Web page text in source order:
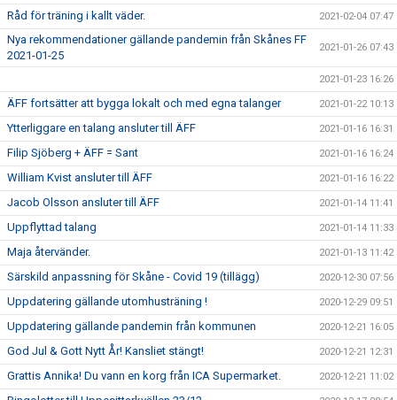
Råd för träning i kallt väder. 2021-02-04 07:47
Nya rekommendationer gällande pandemin från Skånes FF
2021-01-25
2021-01-26 07:43
2021-01-23 16:26
ÄFF fortsätter att bygga lokalt och med egna talanger 2021-01-22 10:13
Ytterliggare en talang ansluter till ÄFF 2021-01-16 16:31
Filip Sjöberg + ÄFF = Sant 2021-01-16 16:24
William Kvist ansluter till ÄFF 2021-01-16 16:22
Jacob Olsson ansluter till ÄFF 2021-01-14 11:41
Uppflyttad talang 2021-01-14 11:33
Maja återvänder. 2021-01-13 11:42
Särskild anpassning för Skåne - Covid 19 (tillägg) 2020-12-30 07:56
Uppdatering gällande utomhusträning ! 2020-12-29 09:51
Uppdatering gällande pandemin från kommunen 2020-12-21 16:05
God Jul & Gott Nytt År! Kansliet stängt! 2020-12-21 12:31
Grattis Annika! Du vann en korg från ICA Supermarket. 2020-12-21 11:02